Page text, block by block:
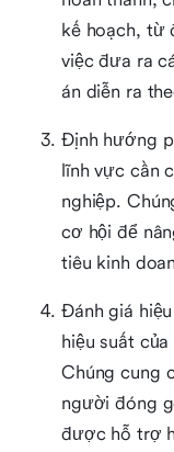
kế hoạch, từ
việc đưa ra
án diễn ra
Định hướng
lĩnh vực cần
nghiệp.
cơ hội để
tiêu kinh
Đánh giá
hiệu suất
Chúng cung
người đóng
được hỗ trợ